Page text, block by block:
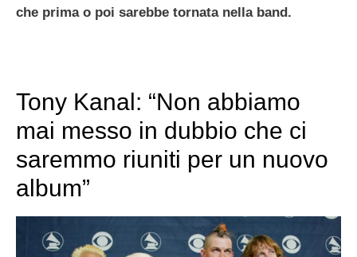
che prima o poi sarebbe tornata nella band.
Tony Kanal: “Non abbiamo
mai messo in dubbio che ci
saremmo riuniti per un nuovo
album”